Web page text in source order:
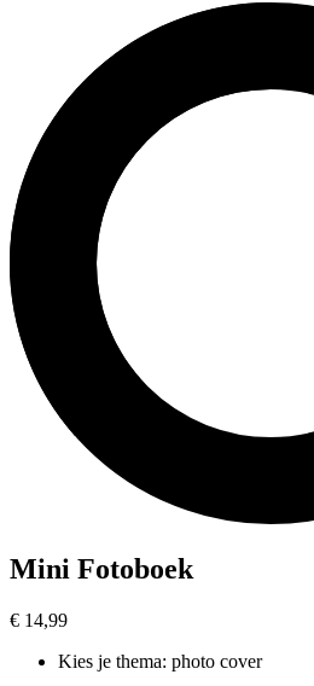
Mini Fotoboek
€ 14,99
Kies je thema: photo cover